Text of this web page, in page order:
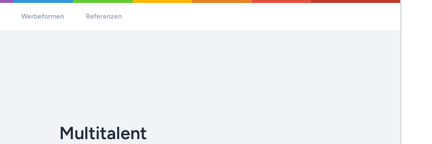
Werbeformen Referenzen
Multitalent